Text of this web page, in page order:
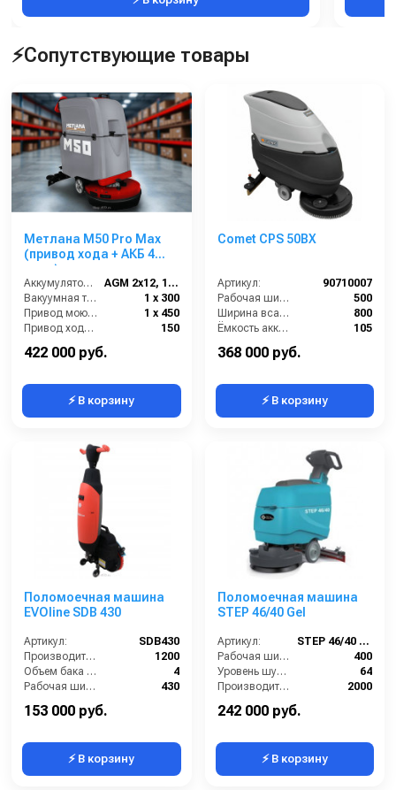
⚡Сопутствующие товары
Метлана M50 Pro Max
(привод хода + АКБ 4
часа)
Аккумулятор АКБ (В/А·ч):
AGM 2х12, 110
Вакуумная турбина (Вт):
1 х 300
Привод моющих щеток (Вт):
1 х 450
Привод хода ( Вт):
150
422 000 руб.
⚡ В корзину
Comet CPS 50BX
Артикул:
90710007
Рабочая ширина щеток (мм):
500
Ширина всасывающей балки (мм):
800
Ёмкость аккумуляторов (Ач):
105
368 000 руб.
⚡ В корзину
Поломоечная машина
EVOline SDB 430
Артикул:
SDB430
Производительность по площади (м2/ч):
1200
Объем бака для чистой воды, л:
4
Рабочая ширина щетки, мм:
430
153 000 руб.
⚡ В корзину
Поломоечная машина
STEP 46/40 Gel
Артикул:
STEP 46/40 Gel
Рабочая ширина (мм):
400
Уровень шума (дБ):
64
Производительность по площади (м2/ч):
2000
242 000 руб.
⚡ В корзину